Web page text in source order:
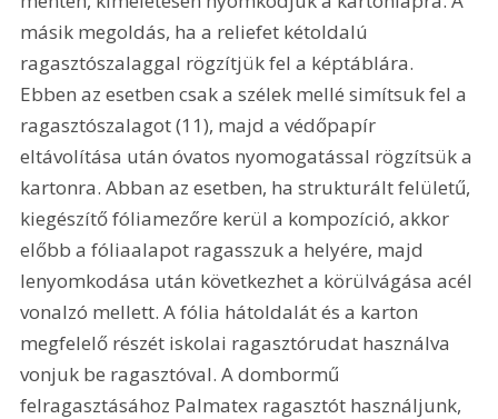
másik megoldás, ha a reliefet kétoldalú
ragasztószalaggal rögzítjük fel a képtáblára.
Ebben az esetben csak a szélek mellé simítsuk fel a
ragasztószalagot (11), majd a védőpapír
eltávolítása után óvatos nyomogatással rögzítsük a
kartonra. Abban az esetben, ha strukturált felületű,
kiegészítő fóliamezőre kerül a kompozíció, akkor
előbb a fóliaalapot ragasszuk a helyére, majd
lenyomkodása után következhet a körülvágása acél
vonalzó mellett. A fólia hátoldalát és a karton
megfelelő részét iskolai ragasztórudat használva
vonjuk be ragasztóval. A dombormű
felragasztásához Palmatex ragasztót használjunk,